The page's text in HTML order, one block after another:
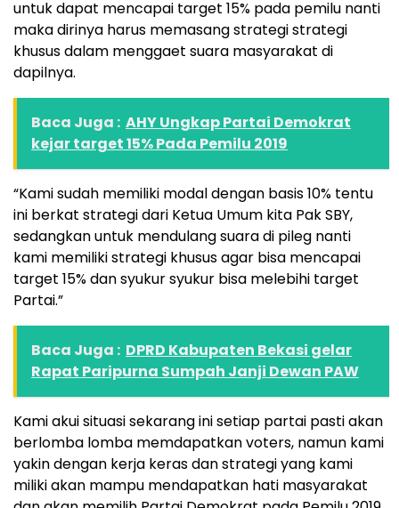
untuk dapat mencapai target 15% pada pemilu nanti
maka dirinya harus memasang strategi strategi
khusus dalam menggaet suara masyarakat di
dapilnya.
Baca Juga : AHY Ungkap Partai Demokrat
kejar target 15% Pada Pemilu 2019
“Kami sudah memiliki modal dengan basis 10% tentu
ini berkat strategi dari Ketua Umum kita Pak SBY,
sedangkan untuk mendulang suara di pileg nanti
kami memiliki strategi khusus agar bisa mencapai
target 15% dan syukur syukur bisa melebihi target
Partai.”
Baca Juga : DPRD Kabupaten Bekasi gelar
Rapat Paripurna Sumpah Janji Dewan PAW
Kami akui situasi sekarang ini setiap partai pasti akan
berlomba lomba memdapatkan voters, namun kami
yakin dengan kerja keras dan strategi yang kami
miliki akan mampu mendapatkan hati masyarakat